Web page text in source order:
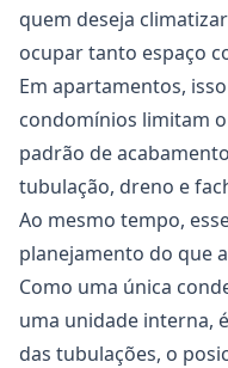
quem deseja
ocupar tanto espaço
Em apartamentos,
condomínios limitam
padrão de
tubulação, dreno e
Ao mesmo tempo,
planejamento do que
Como uma única
uma unidade interna,
das tubulações, o